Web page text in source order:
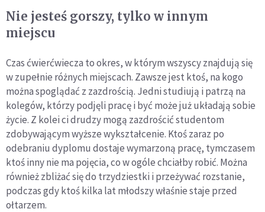
Nie jesteś gorszy, tylko w innym
miejscu
Czas ćwierćwiecza to okres, w którym wszyscy znajdują się
w zupełnie różnych miejscach. Zawsze jest ktoś, na kogo
można spoglądać z zazdrością. Jedni studiują i patrzą na
kolegów, którzy podjęli pracę i być może już układają sobie
życie. Z kolei ci drudzy mogą zazdrościć studentom
zdobywającym wyższe wykształcenie. Ktoś zaraz po
odebraniu dyplomu dostaje wymarzoną pracę, tymczasem
ktoś inny nie ma pojęcia, co w ogóle chciałby robić. Można
również zbliżać się do trzydziestki i przeżywać rozstanie,
podczas gdy ktoś kilka lat młodszy właśnie staje przed
ołtarzem.